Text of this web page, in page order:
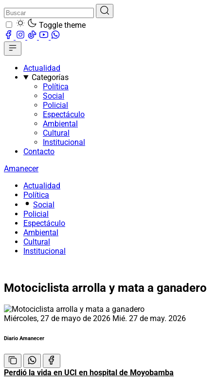
Toggle theme
Actualidad
Categorías
Política
Social
Policial
Espectáculo
Ambiental
Cultural
Institucional
Contacto
Amanecer
Actualidad
Política
Social
Policial
Espectáculo
Ambiental
Cultural
Institucional
Motociclista arrolla y mata a ganadero
Miércoles, 27 de mayo de 2026 Mié. 27 de may. 2026
Diario Amanecer
Perdió la vida en UCI en hospital de Moyobamba